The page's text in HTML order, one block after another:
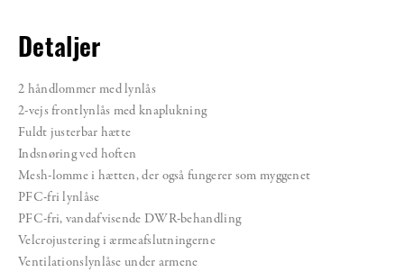
Detaljer
2 håndlommer med lynlås
2-vejs frontlynlås med knaplukning
Fuldt justerbar hætte
Indsnøring ved hoften
Mesh-lomme i hætten, der også fungerer som myggenet
PFC-fri lynlåse
PFC-fri, vandafvisende DWR-behandling
Velcrojustering i ærmeafslutningerne
Ventilationslynlåse under armene